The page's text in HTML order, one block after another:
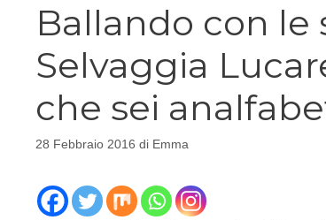
Ballando con le
Selvaggia
che sei
28 Febbraio 2016 di Emma